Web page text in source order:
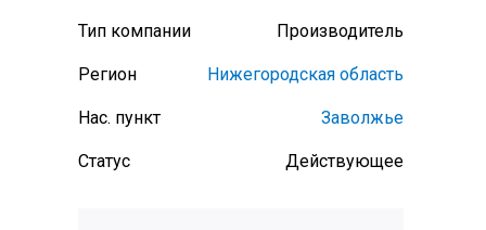
Тип компании Производитель
Регион Нижегородская область
Нас. пункт Заволжье
Статус Действующее